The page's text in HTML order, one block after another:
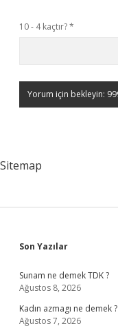
10 - 4 kaçtır?*
Sitemap
Sidebar
Son Yazılar
Sunam ne demek TDK ?
Ağustos 8, 2026
Kadın azmagı ne demek ?
Ağustos 7, 2026